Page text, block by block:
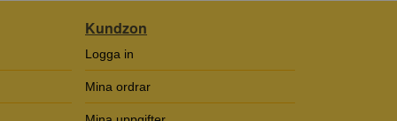
Kundzon
Logga in
Mina ordrar